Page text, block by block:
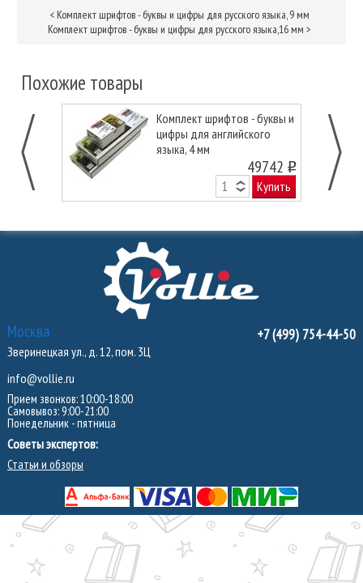
< Комплект шрифтов - буквы и цифры для русского языка, 9 мм
Комплект шрифтов - буквы и цифры для русского языка,16 мм >
Похожие товары
Комплект шрифтов - буквы и
цифры для английского
языка, 4 мм
49742 o
Купить
Москва
Зверинецкая ул., д. 12, пом. 3Ц
info@vollie.ru
Прием звонков: 10:00-18:00
Самовывоз: 9:00-21:00
Понедельник - пятница
Советы экспертов:
Статьи и обзоры
+7 (499) 754-44-50